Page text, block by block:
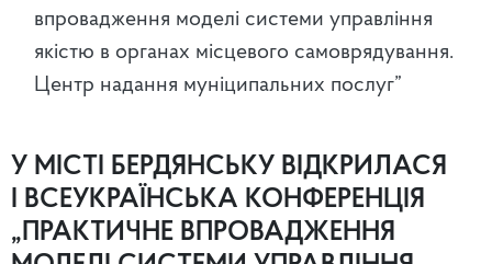
впровадження моделі системи управління
якістю в органах місцевого самоврядування.
Центр надання муніципальних послуг”
У МІСТІ БЕРДЯНСЬКУ ВІДКРИЛАСЯ
І ВСЕУКРАЇНСЬКА КОНФЕРЕНЦІЯ
„ПРАКТИЧНЕ ВПРОВАДЖЕННЯ